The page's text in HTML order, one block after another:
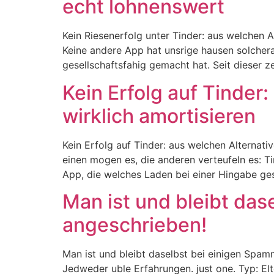
echt lohnenswert
Kein Riesenerfolg unter Tinder: aus
Keine andere App hat unsrige hausen
gesellschaftsfahig gemacht hat. Seit dieser
Kein Erfolg auf
wirklich amortisieren
Kein Erfolg auf Tinder: aus welchen
einen mogen es, die anderen verteufeln es:
App, die welches Laden bei einer Hingabe
Man ist und bleibt
angeschrieben!
Man ist und bleibt daselbst bei einigen
Jedweder uble Erfahrungen. just one. Typ: